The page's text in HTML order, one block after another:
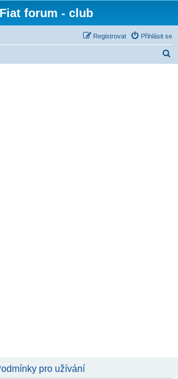
Fiat forum - club
Přihlásit se
Registrovat
pro užívání